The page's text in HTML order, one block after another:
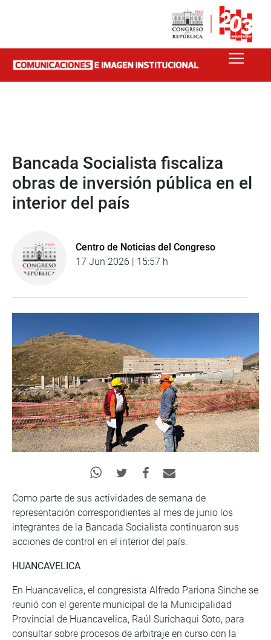
Bancada Socialista fiscaliza
obras de inversión pública en el
interior del país
Centro de Noticias del Congreso
17 Jun 2026 | 15:57 h
Como parte de sus actividades de semana de
representación correspondientes al mes de junio los
integrantes de la Bancada Socialista continuaron sus
acciones de control en el interior del país.
HUANCAVELICA
En Huancavelica, el congresista Alfredo Pariona Sinche se
reunió con el gerente municipal de la Municipalidad
Provincial de Huancavelica, Raúl Surichaqui Soto, para
consultar sobre procesos de arbitraje en curso con la